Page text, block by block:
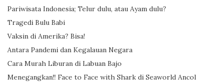
Pariwisata Indonesia; Telur dulu, atau Ayam dulu?
Tragedi Bulu Babi
Vaksin di Amerika? Bisa!
Antara Pandemi dan Kegalauan Negara
Cara Murah Liburan di Labuan Bajo
Menegangkan!! Face to Face with Shark di Seaworld Ancol